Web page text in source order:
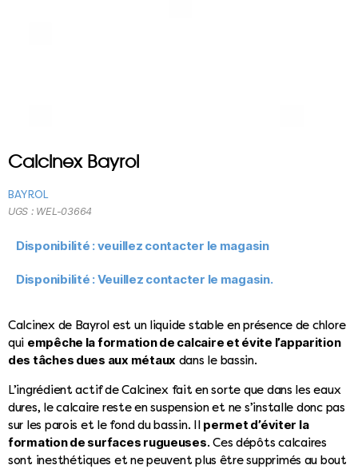
Calcinex Bayrol
BAYROL
Disponibilité : veuillez contacter le magasin
Calcinex de Bayrol est un liquide stable en présence de chlore
qui empêche la formation de calcaire et évite l’apparition
des tâches dues aux métaux dans le bassin.
L’ingrédient actif de Calcinex fait en sorte que dans les eaux
dures, le calcaire reste en suspension et ne s’installe donc pas
sur les parois et le fond du bassin. Il permet d’éviter la
formation de surfaces rugueuses. Ces dépôts calcaires
sont inesthétiques et ne peuvent plus être supprimés au bout
Disponibilité : Veuillez contacter le magasin.
UGS : WEL-03664